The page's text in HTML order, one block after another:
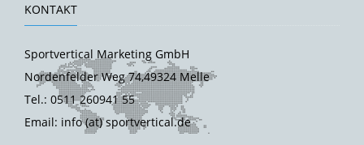
KONTAKT
Sportvertical Marketing GmbH
Nordenfelder Weg 74,49324 Melle
Tel.: 0511 260941 55
Email: info (at) sportvertical.de